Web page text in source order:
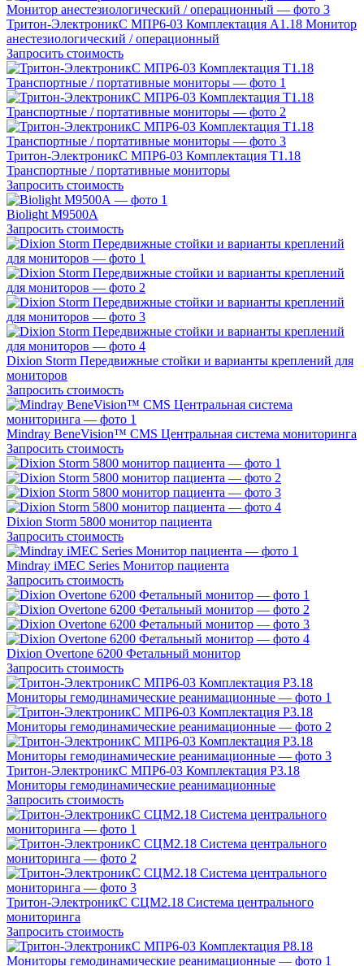
Тритон-ЭлектроникС МПР6-03 Комплектация А1.18 Монитор
анестезиологический / операционный
Запросить стоимость
Тритон-ЭлектроникС МПР6-03 Комплектация Т1.18
Транспортные / портативные мониторы
Запросить стоимость
Biolight M9500А
Запросить стоимость
Dixion Storm Передвижные стойки и варианты креплений для
мониторов
Запросить стоимость
Mindray BeneVision™ CMS Центральная система мониторинга
Запросить стоимость
Dixion Storm 5800 монитор пациента
Запросить стоимость
Mindray iMEC Series Монитор пациента
Запросить стоимость
Dixion Overtone 6200 Фетальный монитор
Запросить стоимость
Тритон-ЭлектроникС МПР6-03 Комплектация Р3.18
Мониторы гемодинамические реанимационные
Запросить стоимость
Тритон-ЭлектроникС СЦМ2.18 Система центрального
мониторинга
Запросить стоимость